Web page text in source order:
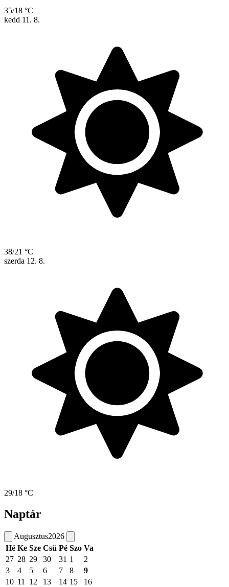
35/18 °C
kedd 11. 8.
38/21 °C
szerda 12. 8.
29/18 °C
Naptár
Augusztus2026
Hé Ke Sze Csü Pé Szo Va
27 28 29 30 31 1
2
3
4 5 6 7 8
9
10 11 12 13 14 15
16